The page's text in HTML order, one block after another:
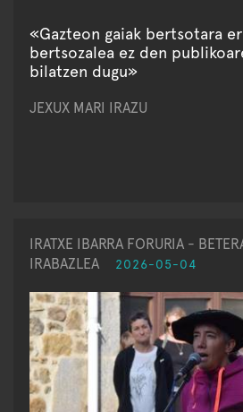
«Gazteon gaiak bertsotara
bertsozalea ez den
bilatzen dugu»
JEXUX MARI IRAZU
IRATXE IBARRA FORURIA -
IRABAZLEA
2026-05-04